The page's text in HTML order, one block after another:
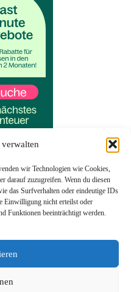
wir Technologien wie Cookies,
darauf zuzugreifen. Wenn du diesen
das Surfverhalten oder eindeutige IDs
Einwilligung nicht erteilst oder
Funktionen beeinträchtigt werden.